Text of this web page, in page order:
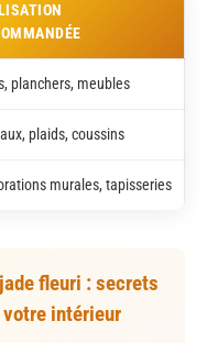
planchers, meubles
plaids, coussins
murales, tapisseries
fleuri : secrets
intérieur